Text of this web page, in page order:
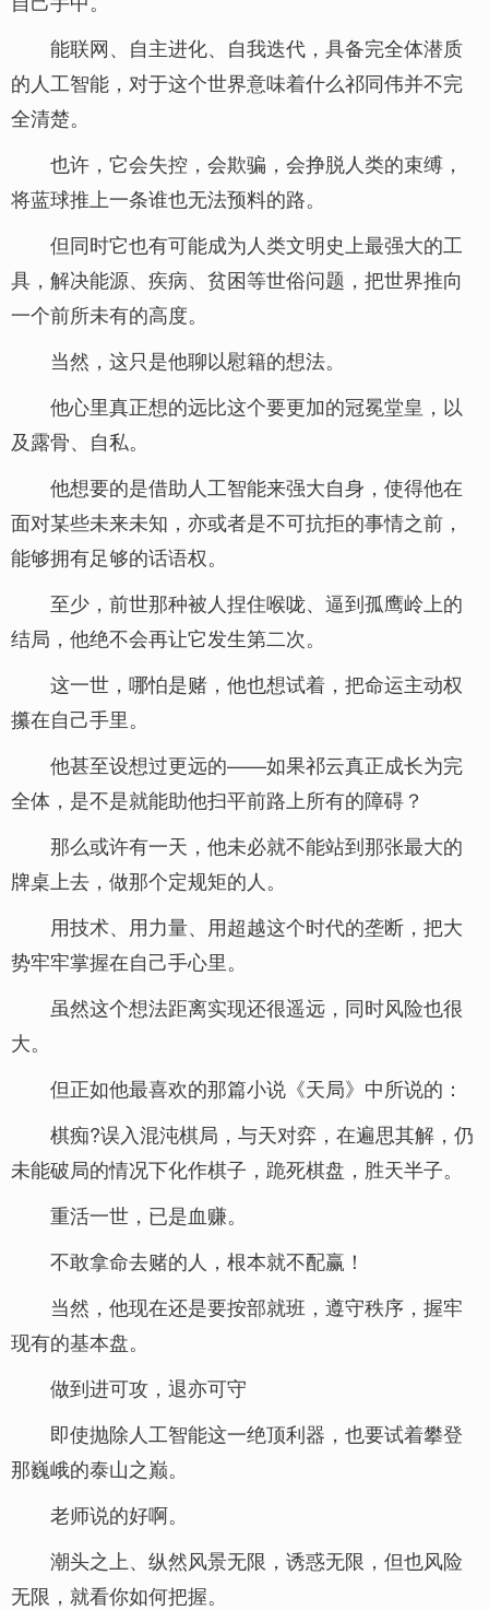
能联网、自主进化、自我迭代，具备完全体潜质
的人工智能，对于这个世界意味着什么祁同伟并不完
全清楚。
也许，它会失控，会欺骗，会挣脱人类的束缚，
将蓝球推上一条谁也无法预料的路。
但同时它也有可能成为人类文明史上最强大的工
具，解决能源、疾病、贫困等世俗问题，把世界推向
一个前所未有的高度。
当然，这只是他聊以慰籍的想法。
他心里真正想的远比这个要更加的冠冕堂皇，以
及露骨、自私。
他想要的是借助人工智能来强大自身，使得他在
面对某些未来未知，亦或者是不可抗拒的事情之前，
能够拥有足够的话语权。
至少，前世那种被人捏住喉咙、逼到孤鹰岭上的
结局，他绝不会再让它发生第二次。
这一世，哪怕是赌，他也想试着，把命运主动权
攥在自己手里。
他甚至设想过更远的——如果祁云真正成长为完
全体，是不是就能助他扫平前路上所有的障碍？
那么或许有一天，他未必就不能站到那张最大的
牌桌上去，做那个定规矩的人。
用技术、用力量、用超越这个时代的垄断，把大
势牢牢掌握在自己手心里。
虽然这个想法距离实现还很遥远，同时风险也很
大。
但正如他最喜欢的那篇小说《天局》中所说的：
棋痴?误入混沌棋局，与天对弈，在遍思其解，仍
未能破局的情况下化作棋子，跪死棋盘，胜天半子。
重活一世，已是血赚。
不敢拿命去赌的人，根本就不配赢！
当然，他现在还是要按部就班，遵守秩序，握牢
现有的基本盘。
做到进可攻，退亦可守
即使抛除人工智能这一绝顶利器，也要试着攀登
那巍峨的泰山之巅。
老师说的好啊。
潮头之上、纵然风景无限，诱惑无限，但也风险
无限，就看你如何把握。